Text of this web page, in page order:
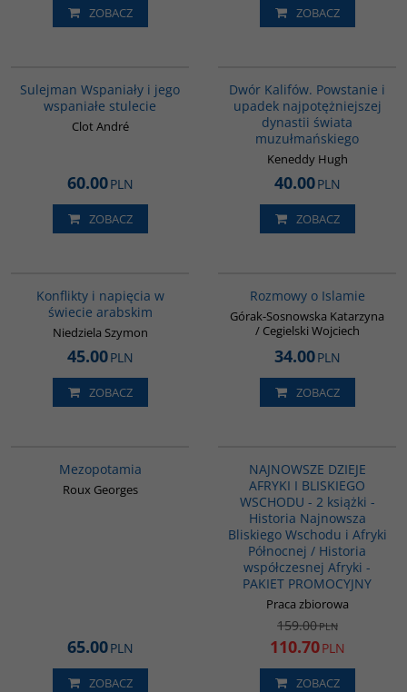
ZOBACZ ZOBACZ
Sulejman Wspaniały i jego
wspaniałe stulecie
Clot André
60.00PLN
ZOBACZ
Dwór Kalifów. Powstanie i
upadek najpotężniejszej
dynastii świata
muzułmańskiego
Keneddy Hugh
40.00PLN
ZOBACZ
Konflikty i napięcia w
świecie arabskim
Niedziela Szymon
45.00PLN
ZOBACZ
Rozmowy o Islamie
Górak-Sosnowska Katarzyna
/ Cegielski Wojciech
34.00PLN
ZOBACZ
Mezopotamia
Roux Georges
65.00PLN
ZOBACZ
NAJNOWSZE DZIEJE
AFRYKI I BLISKIEGO
WSCHODU - 2 książki -
Historia Najnowsza
Bliskiego Wschodu i Afryki
Północnej / Historia
współczesnej Afryki -
PAKIET PROMOCYJNY
Praca zbiorowa
159.00PLN
110.70PLN
ZOBACZ